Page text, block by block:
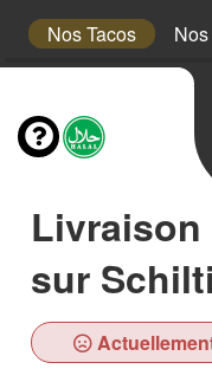
Nos Tacos
Livraison
sur